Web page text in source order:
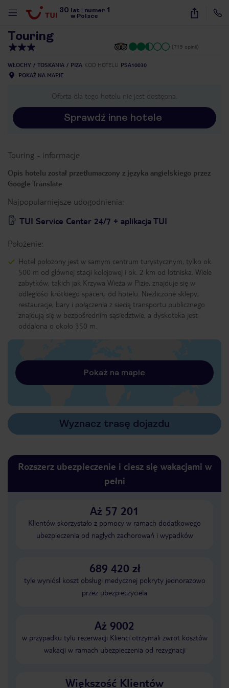
30 lat numer 1
w Polsce
11
Touring
(715 opinii)
WŁOCHY TOSKANIA PIZA KOD HOTELU PSA10030
POKAŻ NA MAPIE
Oferta dla tego hotelu nie jest dostępna.
Sprawdź inne hotele
Touring - informacje
Opis hotelu został przetłumaczony z języka angielskiego przez
Google Translate
Najpopularniejsze udogodnienia:
TUI Service Center 24/7 + aplikacja TUI
Położenie:
Hotel położony jest w samym centrum turystycznym, tylko ok.
500 m od głównej stacji kolejowej i ok. 2 km od lotniska. Wiele
zabytków, takich jak Krzywa Wieża w Pizie, znajduje się w
odległości krótkiego spaceru od hotelu. Niezliczone sklepy,
restauracje, bary i połączenia z siecią transportu publicznego
znajdują się w bezpośrednim sąsiedztwie, a dyskoteka jest
oddalona o około 350 m.
Pokaż na mapie
Wyznacz trasę dojazdu
Rozszerz ubezpieczenie i ciesz się wakacjami w
pełni
Aż 57 201
Klientów skorzystało z pomocy w ramach dodatkowego
ubezpieczenia od nagłych zachorowań i wypadków
689 420 zł
tyle wyniósł koszt obsługi medycznej pokryty jednorazowo
przez ubezpieczyciela
Aż 9002
w przypadku tylu rezerwacji Klienci otrzymali zwrot kosztów
wakacji w ramach ubezpieczenia od rezygnacji
Większość Klientów